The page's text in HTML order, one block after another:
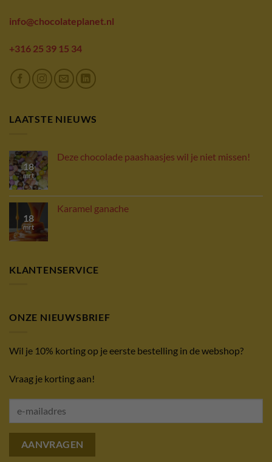
info@chocolateplanet.nl
+316 25 39 15 34
LAATSTE NIEUWS
18
mrt
Deze chocolade paashaasjes wil je niet missen!
18
mrt
Karamel ganache
KLANTENSERVICE
ONZE NIEUWSBRIEF
Wil je 10% korting op je eerste bestelling in de webshop?
Vraag je korting aan!